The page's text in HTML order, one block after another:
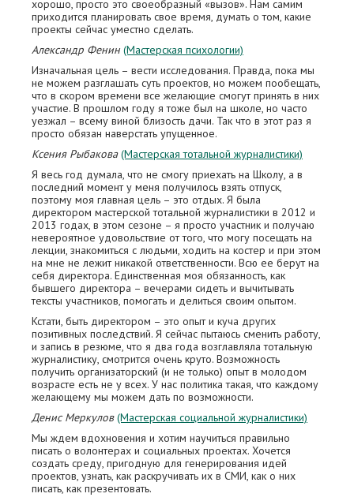
хорошо, просто это своеобразный «вызов». Нам самим
приходится планировать свое время, думать о том, какие
проекты сейчас уместно сделать.
Александр Фенин (Мастерская психологии)
Изначальная цель – вести исследования. Правда, пока мы
не можем разглашать суть проектов, но можем пообещать,
что в скором времени все желающие смогут принять в них
участие. В прошлом году я тоже был на школе, но часто
уезжал – всему виной близость дачи. Так что в этот раз я
просто обязан наверстать упущенное.
Ксения Рыбакова (Мастерская тотальной журналистики)
Я весь год думала, что не смогу приехать на Школу, а в
последний момент у меня получилось взять отпуск,
поэтому моя главная цель – это отдых. Я была
директором мастерской тотальной журналистики в 2012 и
2013 годах, в этом сезоне – я просто участник и получаю
невероятное удовольствие от того, что могу посещать на
лекции, знакомиться с людьми, ходить на костер и при этом
на мне не лежит никакой ответственности. Всю ее берут на
себя директора. Единственная моя обязанность, как
бывшего директора – вечерами сидеть и вычитывать
тексты участников, помогать и делиться своим опытом.
Кстати, быть директором – это опыт и куча других
позитивных последствий. Я сейчас пытаюсь сменить работу,
и запись в резюме, что я два года возглавляла тотальную
журналистику, смотрится очень круто. Возможность
получить организаторский (и не только) опыт в молодом
возрасте есть не у всех. У нас политика такая, что каждому
желающему мы можем дать по возможности.
Денис Меркулов (Мастерская социальной журналистики)
Мы ждем вдохновения и хотим научиться правильно
писать о волонтерах и социальных проектах. Хочется
создать среду, пригодную для генерирования идей
проектов, узнать, как раскручивать их в СМИ, как о них
писать, как презентовать.